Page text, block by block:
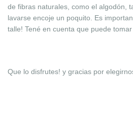
de fibras naturales, como el algodón,
lavarse encoje un poquito. Es
talle! Tené en cuenta que puede
Que lo disfrutes! y gracias por